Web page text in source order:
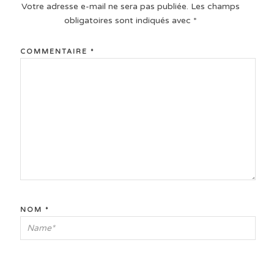
Votre adresse e-mail ne sera pas publiée. Les champs
obligatoires sont indiqués avec *
COMMENTAIRE *
NOM *